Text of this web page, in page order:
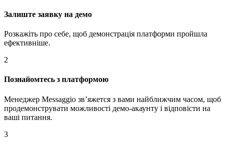
Залиште заявку на демо
Розкажіть про себе, щоб демонстрація платформи пройшла
ефективніше.
2
Познайомтесь з платформою
Менеджер Messaggio звʼяжется з вами найближчим часом, щоб
продемонструвати можливості демо-акаунту і відповісти на
ваші питання.
3